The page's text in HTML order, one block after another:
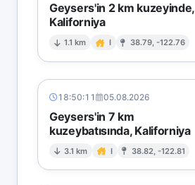
Geysers'in 2 km kuzeyinde,
Kaliforniya
1.1 km I 38.79, -122.76
18:50:11 05.08.2026
Geysers'in 7 km
kuzeybatısında, Kaliforniya
3.1 km I 38.82, -122.81